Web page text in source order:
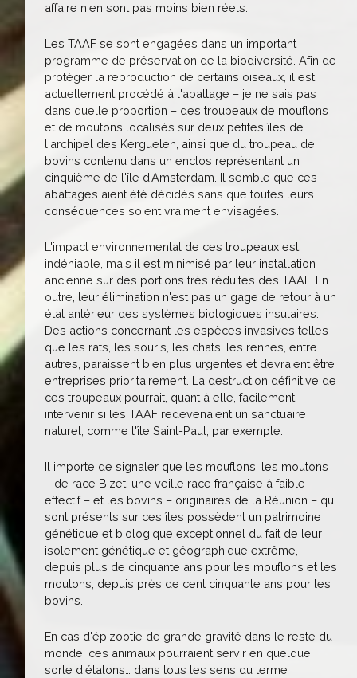
affaire n'en sont pas moins bien réels.
Les TAAF se sont engagées dans un important
programme de préservation de la biodiversité. Afin de
protéger la reproduction de certains oiseaux, il est
actuellement procédé à l'abattage – je ne sais pas
dans quelle proportion – des troupeaux de mouflons
et de moutons localisés sur deux petites îles de
l'archipel des Kerguelen, ainsi que du troupeau de
bovins contenu dans un enclos représentant un
cinquième de l'île d'Amsterdam. Il semble que ces
abattages aient été décidés sans que toutes leurs
conséquences soient vraiment envisagées.
L'impact environnemental de ces troupeaux est
indéniable, mais il est minimisé par leur installation
ancienne sur des portions très réduites des TAAF. En
outre, leur élimination n'est pas un gage de retour à un
état antérieur des systèmes biologiques insulaires.
Des actions concernant les espèces invasives telles
que les rats, les souris, les chats, les rennes, entre
autres, paraissent bien plus urgentes et devraient être
entreprises prioritairement. La destruction définitive de
ces troupeaux pourrait, quant à elle, facilement
intervenir si les TAAF redevenaient un sanctuaire
naturel, comme l'île Saint-Paul, par exemple.
Il importe de signaler que les mouflons, les moutons
– de race Bizet, une veille race française à faible
effectif – et les bovins – originaires de la Réunion – qui
sont présents sur ces îles possèdent un patrimoine
génétique et biologique exceptionnel du fait de leur
isolement génétique et géographique extrême,
depuis plus de cinquante ans pour les mouflons et les
moutons, depuis près de cent cinquante ans pour les
bovins.
En cas d'épizootie de grande gravité dans le reste du
monde, ces animaux pourraient servir en quelque
sorte d'étalons… dans tous les sens du terme